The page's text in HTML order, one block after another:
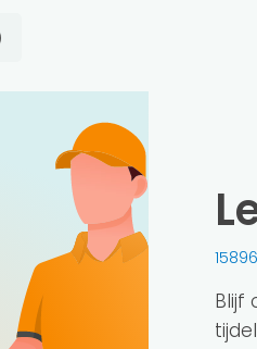
15896
Blijf